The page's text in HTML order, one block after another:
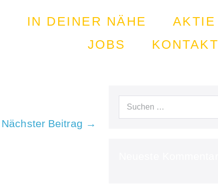
IN DEINER NÄHE
AKTIE
JOBS
KONTAKT
Nächster Beitrag →